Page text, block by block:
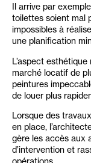
Il arrive par
toilettes soient mal
impossibles à
une planification
L’aspect
marché locatif de
peintures
de louer plus
Lorsque des
en place,
gère les accès aux
d’intervention et